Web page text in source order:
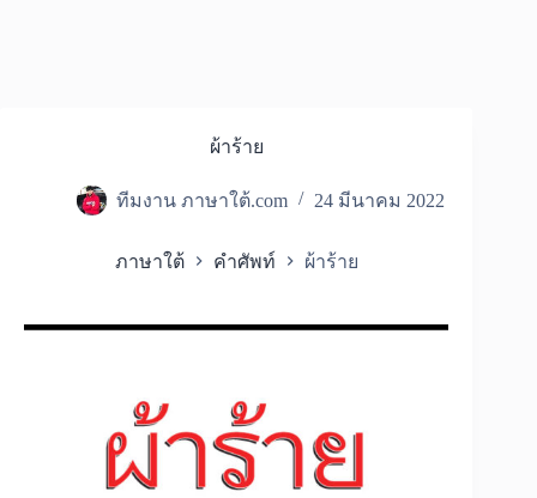
ผ้าร้าย
ทีมงาน ภาษาใต้.com 24 มีนาคม 2022
ภาษาใต้ คำศัพท์ ผ้าร้าย